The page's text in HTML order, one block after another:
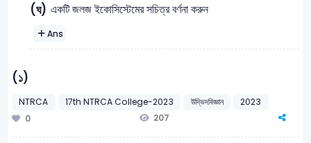
(ঘ) একটি জলজ ইকোসিস্টেমের সচিত্র বর্ণনা করুন
Ans
(১)
NTRCA 17th NTRCA College-2023 উদ্ভিদবিজ্ঞান
2023
0
207